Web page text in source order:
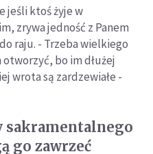
jeśli ktoś żyje w
zrywa jedność z Panem
raju. - Trzeba wielkiego
bo im dłużej
wrota są zardzewiałe -
sakramentalnego
go zawrzeć